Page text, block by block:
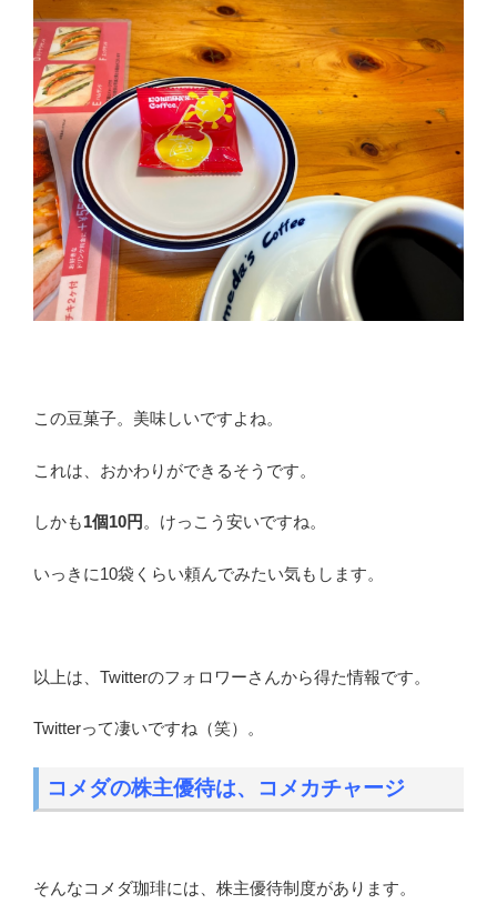
この豆菓子。美味しいですよね。
これは、おかわりができるそうです。
しかも1個10円。けっこう安いですね。
いっきに10袋くらい頼んでみたい気もします。
以上は、Twitterのフォロワーさんから得た情報です。
Twitterって凄いですね（笑）。
コメダの株主優待は、コメカチャージ
そんなコメダ珈琲には、株主優待制度があります。